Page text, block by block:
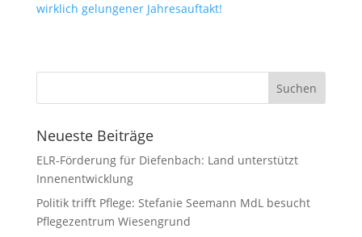
wirklich gelungener Jahresauftakt!
Neueste Beiträge
ELR-Förderung für Diefenbach: Land unterstützt
Innenentwicklung
Politik trifft Pflege: Stefanie Seemann MdL besucht
Pflegezentrum Wiesengrund